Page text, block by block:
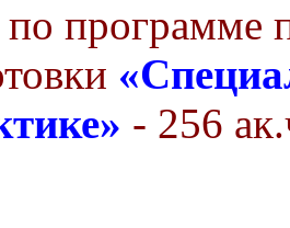
программе
- 256